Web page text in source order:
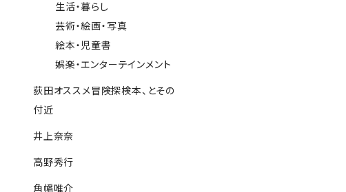
生活・暮らし
芸術・絵画・写真
絵本・児童書
娯楽・エンターテインメント
荻田オススメ冒険探検本、とその
付近
井上奈奈
高野秀行
角幡唯介